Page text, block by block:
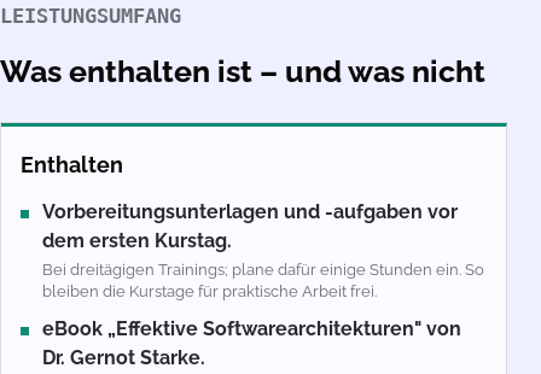
LEISTUNGSUMFANG
Was enthalten ist – und was nicht
Enthalten
Vorbereitungsunterlagen und -aufgaben vor
dem ersten Kurstag.
Bei dreitägigen Trainings; plane dafür einige Stunden ein. So
bleiben die Kurstage für praktische Arbeit frei.
eBook „Effektive Softwarearchitekturen" von
Dr. Gernot Starke.